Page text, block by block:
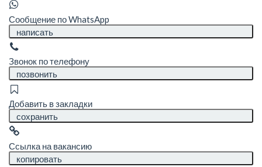
Сообщение по WhatsApp
написать
Звонок по телефону
позвонить
Добавить в закладки
сохранить
Ссылка на вакансию
копировать